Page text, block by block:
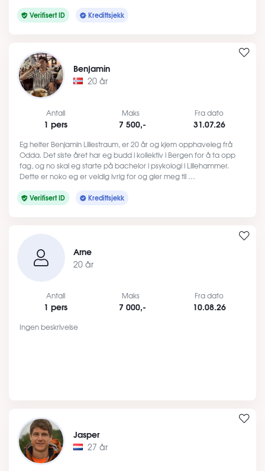
Verifisert ID Kredittsjekk
Benjamin
20 år
Antall
1 pers
Maks
7 500,-
Fra dato
31.07.26
Eg heiter Benjamin Lillestraum, er 20 år og kjem opphaveleg frå
Odda. Det siste året har eg budd i kollektiv i Bergen for å ta opp
fag, og no skal eg starte på bachelor i psykologi i Lillehammer.
Dette er noko eg er veldig ivrig for og gler meg til …
Verifisert ID Kredittsjekk
Arne
20 år
Antall
1 pers
Maks
7 000,-
Fra dato
10.08.26
Ingen beskrivelse
Jasper
27 år